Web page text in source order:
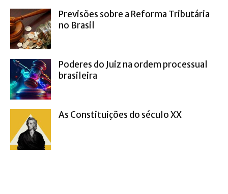
Previsões sobre a Reforma Tributária
no Brasil
Poderes do Juiz na ordem processual
brasileira
As Constituições do século XX